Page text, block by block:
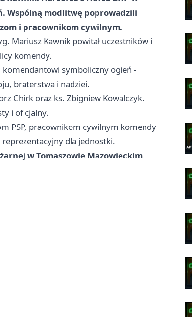
Wspólną modlitwę poprowadzili
i pracownikom cywilnym.
Mariusz Kawnik powitał uczestników i
komendy.
komendantowi symboliczny ogień -
braterstwa i nadziei.
Chirk oraz ks. Zbigniew Kowalczyk.
i oficjalny.
PSP, pracownikom cywilnym komendy
dla jednostki.
w Tomaszowie Mazowieckim.